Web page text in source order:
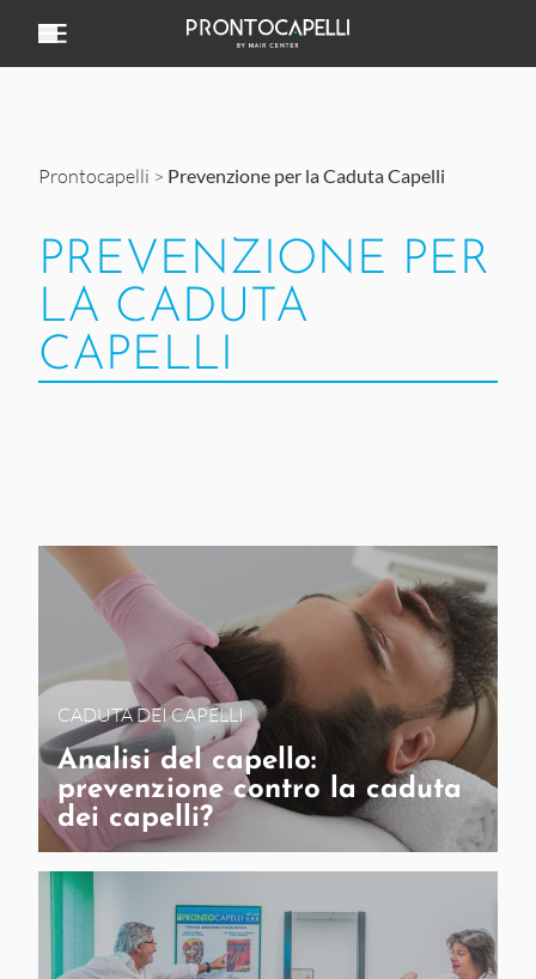
Prontocapelli > Prevenzione per la Caduta Capelli
PREVENZIONE PER
LA CADUTA
CAPELLI
CADUTA DEI CAPELLI
Analisi del capello:
prevenzione contro la caduta
dei capelli?